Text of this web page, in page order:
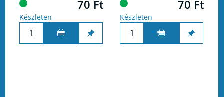
70 Ft
Készleten
70 Ft
Készleten